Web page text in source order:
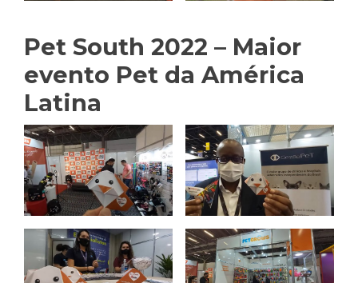
Pet South 2022 – Maior
evento Pet da América
Latina